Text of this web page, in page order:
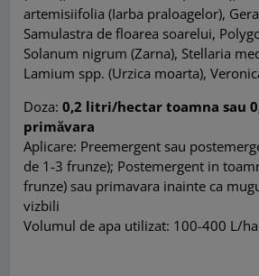
artemisiifolia (Iarba praloagelor),
Samulastra de floarea soarelui,
Solanum nigrum (Zarna), Stellaria
Lamium spp. (Urzica moarta),
Doza:0,2 litri/hectar toamna sau
primăvara
Aplicare: Preemergent sau
de 1-3 frunze); Postemergent in
frunze) sau primavara inainte ca
vizbili
Volumul de apa utilizat: 100-400 L/ha